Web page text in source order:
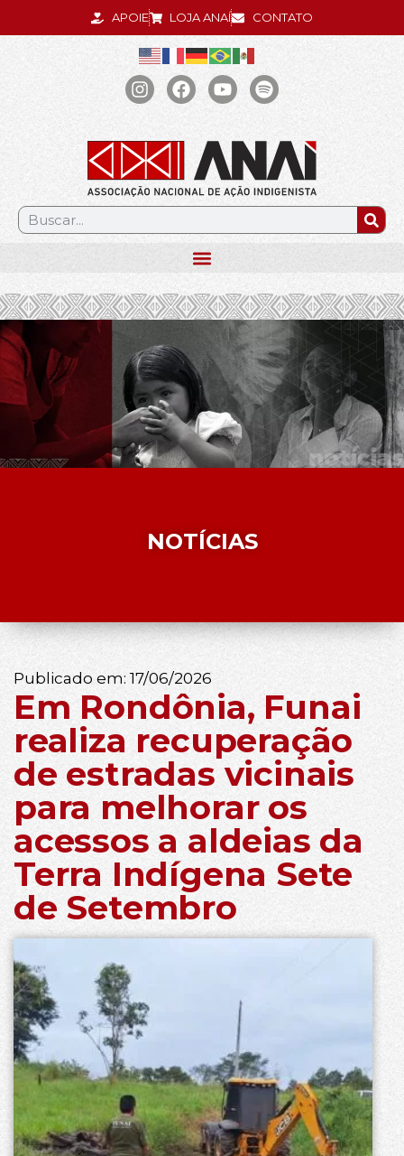
APOIE LOJA ANAÍ CONTATO
.
NOTÍCIAS
Publicado em: 17/06/2026
Em Rondônia, Funai
realiza recuperação
de estradas vicinais
para melhorar os
acessos a aldeias da
Terra Indígena Sete
de Setembro